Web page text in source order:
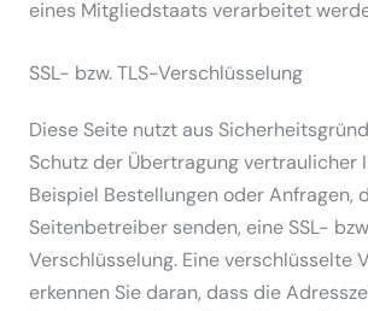
eines Mitglied­staats verar­beitet
SSL- bzw. TLS-Verschlüs­selung
Diese Seite nutzt aus
Schutz der Übertragung vertrau­licher
Beispiel Bestel­lungen oder Anfragen,
Seiten­be­treiber senden, eine SSL-
Verschlüs­selung. Eine verschlüs­selte
erkennen Sie daran, dass die